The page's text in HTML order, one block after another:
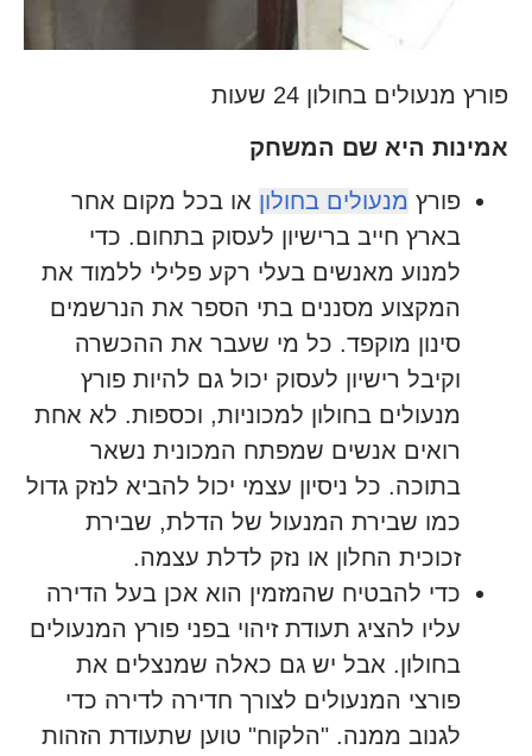
פורץ מנעולים בחולון 24 שעות
אמינות היא שם המשחק
פורץ מנעולים בחולון או בכל מקום אחר
בארץ חייב ברישיון לעסוק בתחום. כדי
למנוע מאנשים בעלי רקע פלילי ללמוד את
המקצוע מסננים בתי הספר את הנרשמים
סינון מוקפד. כל מי שעבר את ההכשרה
וקיבל רישיון לעסוק יכול גם להיות פורץ
מנעולים בחולון למכוניות, וכספות. לא אחת
רואים אנשים שמפתח המכונית נשאר
בתוכה. כל ניסיון עצמי יכול להביא לנזק גדול
כמו שבירת המנעול של הדלת, שבירת
זכוכית החלון או נזק לדלת עצמה.
כדי להבטיח שהמזמין הוא אכן בעל הדירה
עליו להציג תעודת זיהוי בפני פורץ המנעולים
בחולון. אבל יש גם כאלה שמנצלים את
פורצי המנעולים לצורך חדירה לדירה כדי
לגנוב ממנה. "הלקוח" טוען שתעודת הזהות